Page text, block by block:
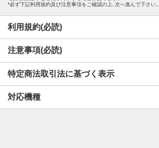
必ず下記利用規約及び注意事項をご確認の上､次へ進んで下さい。
利用規約(必読)
注意事項(必読)
特定商法取引法に基づく表示
対応機種